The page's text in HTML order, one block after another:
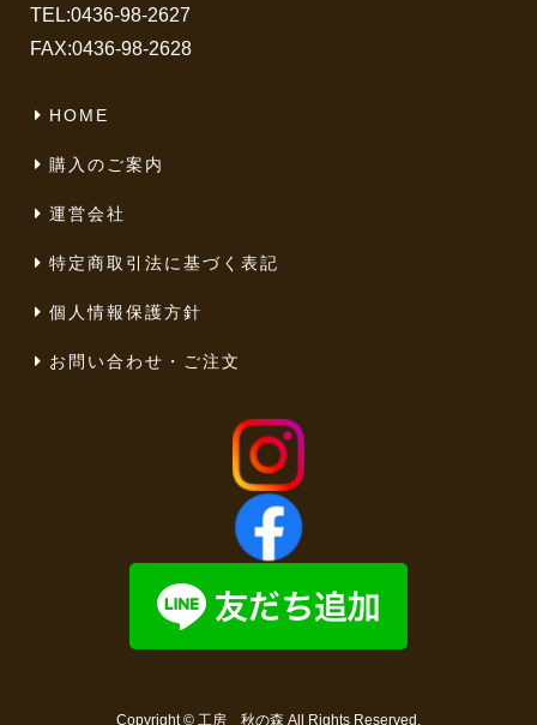
TEL:0436-98-2627
FAX:0436-98-2628
HOME
購入のご案内
運営会社
特定商取引法に基づく表記
個人情報保護方針
お問い合わせ・ご注文
Copyright © 工房 秋の森 All Rights Reserved.